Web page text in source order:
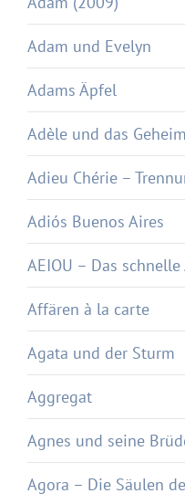
Adam und Evelyn
Adams Äpfel
Adèle und das
Adieu Chérie –
Adiós Buenos Aires
AEIOU – Das
Affären à la carte
Agata und der Sturm
Aggregat
Agnes und seine
Agora – Die Säulen